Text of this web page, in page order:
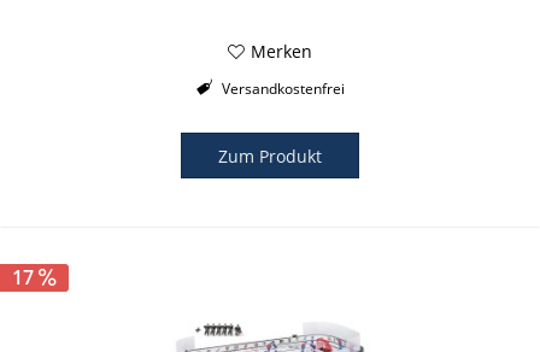
Merken
Versandkostenfrei
Zum Produkt
17